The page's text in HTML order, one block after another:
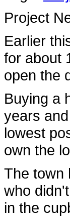
Project
Earlier
for about
open the
Buying a
years
lowest
own the
The town
who
in the